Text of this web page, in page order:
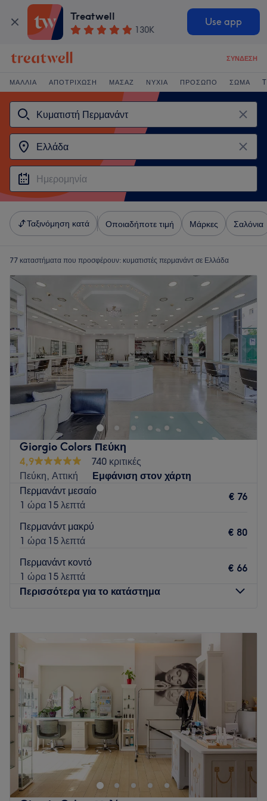
Treatwell
130K
Use app
ΣΎΝΔΕΣΗ
ΜΑΛΛΙΆ ΑΠΟΤΡΊΧΩΣΗ ΜΑΣΆΖ ΝΎΧΙΑ ΠΡΌΣΩΠΟ ΣΏΜΑ
Ταξινόμηση κατά Οποιαδήποτε τιμή Μάρκες Σαλόνια
77 καταστήματα που προσφέρουν: κυματιστές περμανάντ σε Ελλάδα
Giorgio Colors Πεύκη
4,9
740 κριτικές
Πεύκη, Αττική
Εμφάνιση στον χάρτη
Περμανάντ μεσαίο
1 ώρα 15 λεπτά
€ 76
Περμανάντ μακρύ
1 ώρα 15 λεπτά
€ 80
Περμανάντ κοντό
1 ώρα 15 λεπτά
€ 66
Περισσότερα για το κατάστημα
09:30
09:00 –15:00
Πέμπτη
09:30
Παρασκευή
09:30–
Σάββατο
09:00–
Κυριακή
Το κατάστημα Giorgio Colors Πεύκη σε περιμένει σε ένα
φιλόξενο και ζεστό περιβάλλον για να απολαύσεις ένα
μοναδικό ταξίδι ομορφιάς. Το κατάστημα παρέχει υπηρεσίες
κομμωτικής, αισθητικής και περιποίησης άκρων που θα
ικανοποιήσουν ακόμα και τους πιο απαιτητικούς. Αφέσου